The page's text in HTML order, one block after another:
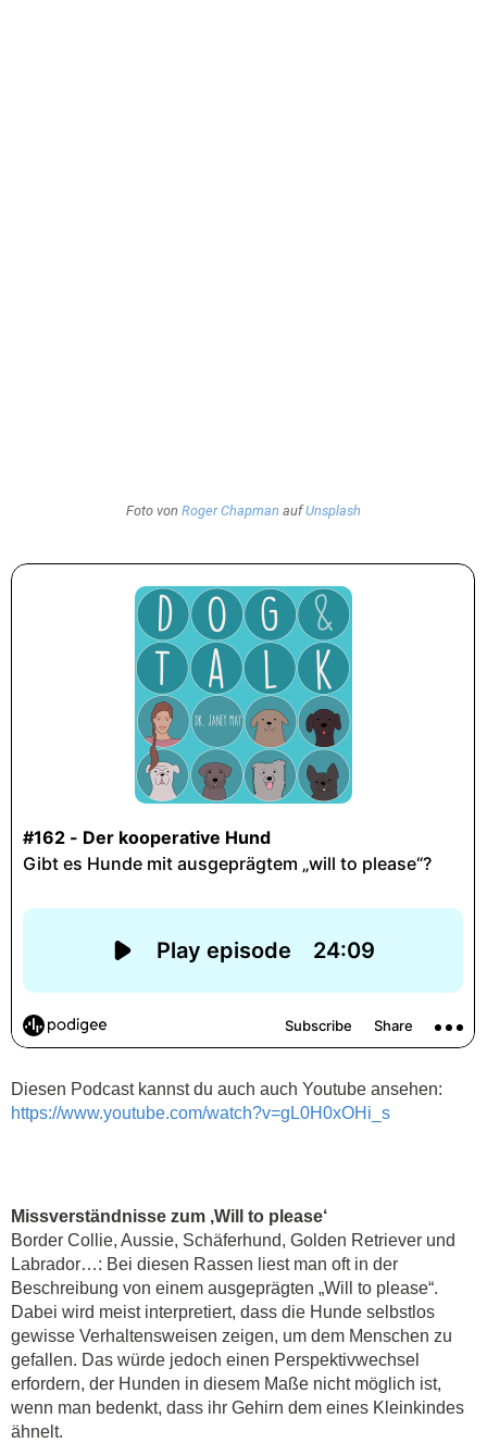
Foto von Roger Chapman aufUnsplash
Diesen Podcast kannst du auch auch Youtube ansehen:
https://www.youtube.com/watch?v=gL0H0xOHi_s
Missverständnisse zum ‚Will to please‘
Border Collie, Aussie, Schäferhund, Golden Retriever und
Labrador…: Bei diesen Rassen liest man oft in der
Beschreibung von einem ausgeprägten „Will to please“.
Dabei wird meist interpretiert, dass die Hunde selbstlos
gewisse Verhaltensweisen zeigen, um dem Menschen zu
gefallen. Das würde jedoch einen Perspektivwechsel
erfordern, der Hunden in diesem Maße nicht möglich ist,
wenn man bedenkt, dass ihr Gehirn dem eines Kleinkindes
ähnelt.